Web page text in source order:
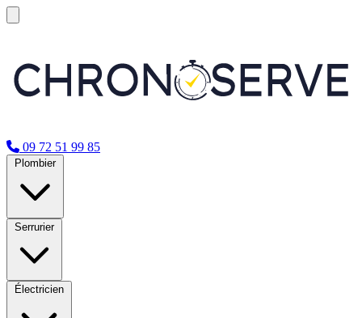
09 72 51 99 85
Plombier
Serrurier
Électricien